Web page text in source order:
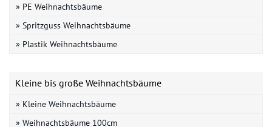
» PE Weihnachtsbäume
» Spritzguss Weihnachtsbäume
» Plastik Weihnachtsbäume
Kleine bis große Weihnachtsbäume
» Kleine Weihnachtsbäume
» Weihnachtsbäume 100cm